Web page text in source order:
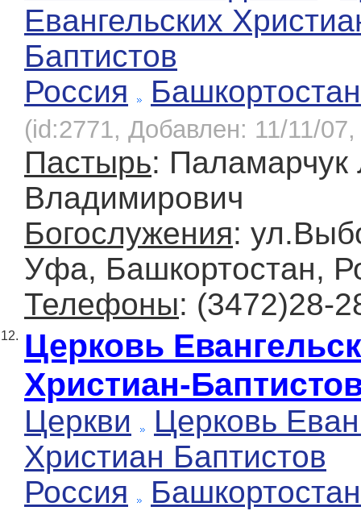
Евангельских
Баптистов
Россия
Башкортостан
(id:2771, Добавлен: 11/11/
Пастырь: Паламарчук
Владимирович
Богослужения:
Уфа, Башкортостан,
Телефоны: (3472)28-
12. Церковь
Христиан-
Церкви
Церковь
Христиан Баптистов
Россия
Башкортостан